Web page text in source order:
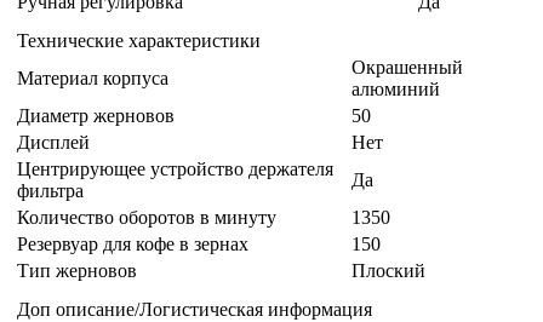
Технические характеристики
Материал корпуса
Окрашенный
алюминий
Диаметр жерновов
50
Дисплей
Нет
Центрирующее устройство держателя
фильтра
Да
Количество оборотов в минуту
1350
Резервуар для кофе в зернах
150
Тип жерновов
Плоский
Доп описание/Логистическая информация